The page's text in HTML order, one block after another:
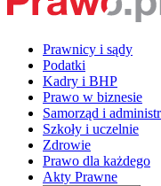
Prawnicy i sądy
Podatki
Kadry i BHP
Prawo w biznesie
Samorząd i
Szkoły i uczelnie
Zdrowie
Prawo dla każdego
Akty Prawne